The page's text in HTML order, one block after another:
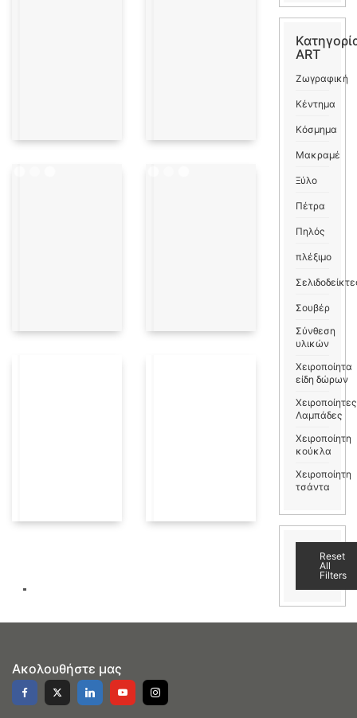
ART
Ζωγραφική
Κέντημα
Κόσμημα
Μακραμέ
Ξύλο
Πέτρα
Πηλός
πλέξιμο
Σουβέρ
Σύνθεση
υλικών
Χειροποίητα
είδη δώρων
Χειροποίητες
Λαμπάδες
Χειροποίητη
κούκλα
Χειροποίητη
τσάντα
Reset
All
Filters
Ακολουθήστε μας